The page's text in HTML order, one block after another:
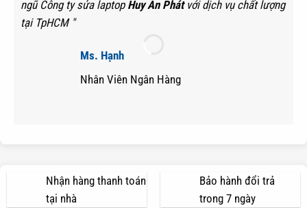
ngũ Công ty sửa laptop Huy An Phátvới dịch vụ chất lượng
tại TpHCM "
Ms. Hạnh
Nhân Viên Ngân Hàng
Nhận hàng thanh toán
tại nhà
Bảo hành đổi trả
trong 7 ngày